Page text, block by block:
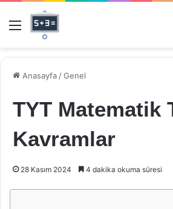
Menü
Anasayfa /Genel
TYT Matematik
Kavramlar
28 Kasım 2024 4 dakika okuma süresi